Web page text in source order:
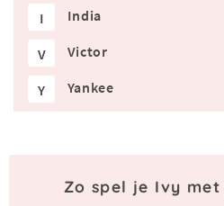
I India
V Victor
Y Yankee
Zo spel je Ivy